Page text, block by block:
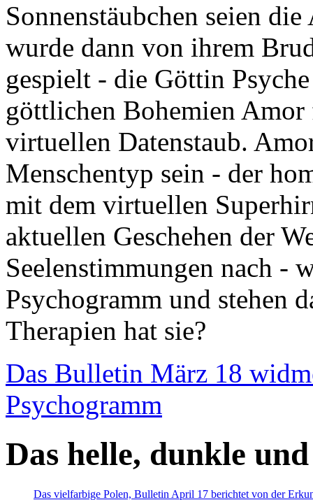
Sonnenstäubchen seien
wurde dann von ihrem
gespielt - die Göttin
göttlichen Bohemien
virtuellen Datenstaub.
Menschentyp sein - der
mit dem virtuellen
aktuellen Geschehen der
Seelenstimmungen nach -
Psychogramm und stehen
Therapien hat sie?
Das Bulletin März 18
Psychogramm
Das helle, dunkle
Das vielfarbige Polen, Bulletin April 17 berichtet von der